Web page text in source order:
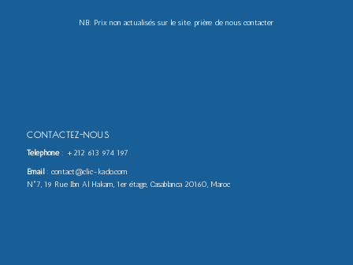
NB: Prix non actualisés sur le site. prière de nous contacter
CONTACTEZ-NOUS
Téléphone: +212 613 974 197
Email : contact@clic-kado.com
N°7, 19 Rue Ibn Al Hakam, 1er étage, Casablanca 20160, Maroc